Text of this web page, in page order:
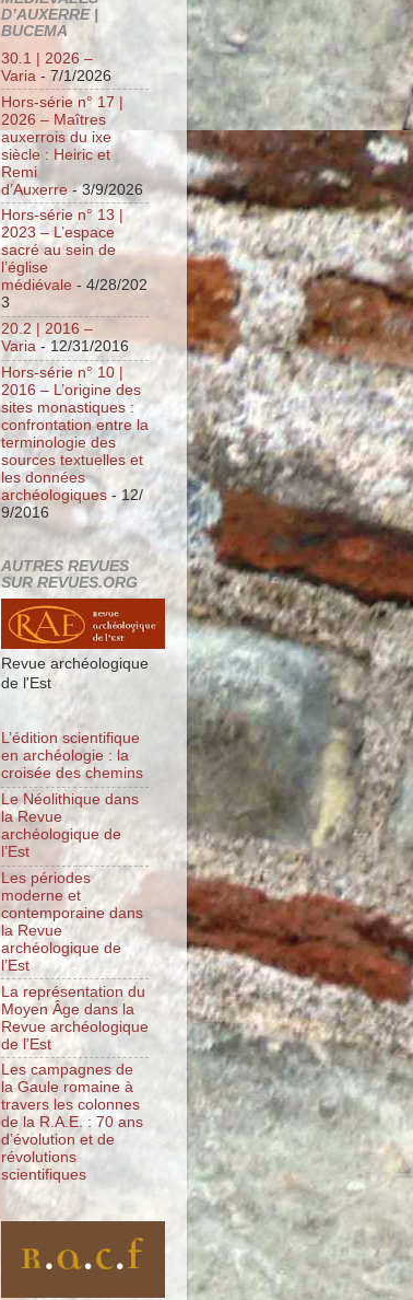
D’AUXERRE |
BUCEMA
30.1 | 2026 –
Varia - 7/1/2026
Hors-série n° 17 |
2026 – Maîtres
auxerrois du ixe
siècle : Heiric et
Remi
d’Auxerre- 3/9/2026
Hors-série n° 13 |
2023 – L’espace
sacré au sein de
l’église
médiévale - 4/28/202
3
20.2 | 2016 –
Varia - 12/31/2016
Hors-série n° 10 |
2016 – L’origine des
sites monastiques :
confrontation entre la
terminologie des
sources textuelles et
les données
archéologiques - 12/
9/2016
AUTRES REVUES
SUR REVUES.ORG
Revue archéologique
de l'Est
L’édition scientifique
en archéologie : la
croisée des chemins
Le Néolithique dans
la Revue
archéologique de
l’Est
Les périodes
moderne et
contemporaine dans
la Revue
archéologique de
l’Est
La représentation du
Moyen Âge dans la
Revue archéologique
de l’Est
Les campagnes de
la Gaule romaine à
travers les colonnes
de la R.A.E. : 70 ans
d’évolution et de
révolutions
scientifiques